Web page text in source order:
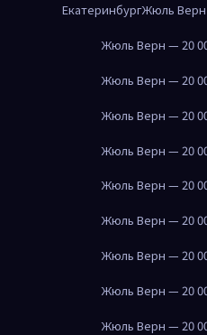
ЕкатеринбургЖюль Верн
Жюль Верн — 20
Жюль Верн — 20
Жюль Верн — 20
Жюль Верн — 20
Жюль Верн — 20
Жюль Верн — 20
Жюль Верн — 20
Жюль Верн — 20
Жюль Верн — 20